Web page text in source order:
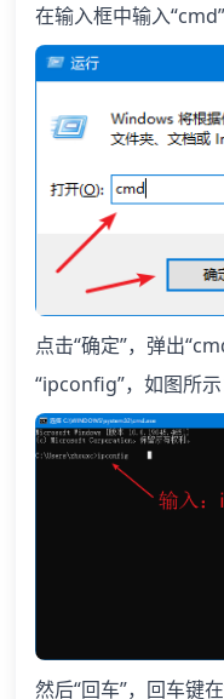
在输入框中输入
点击“确定”，弹出
“ipconfig”，如图所示
然后“回车”，回车键